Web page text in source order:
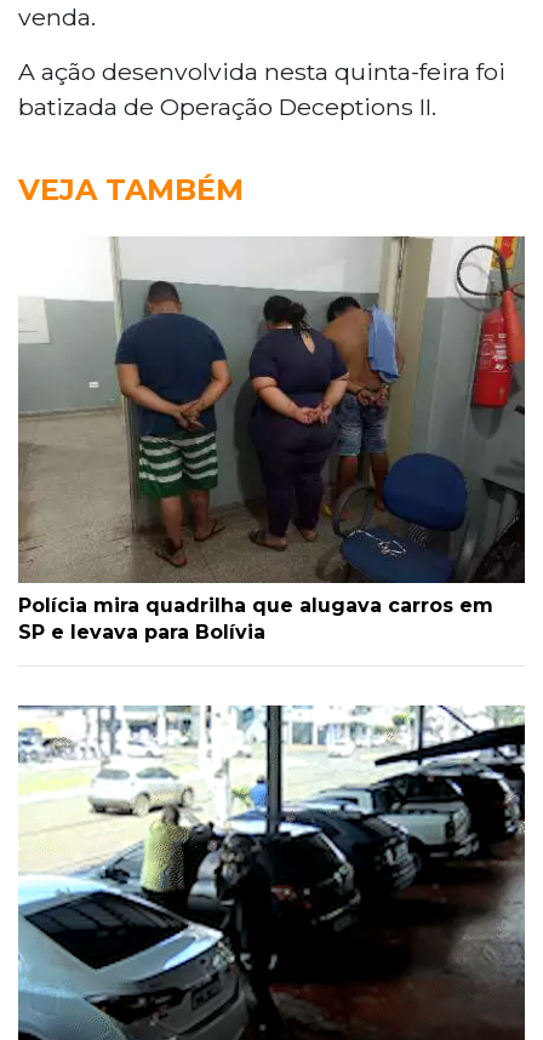
venda.
A ação desenvolvida nesta quinta-feira foi
batizada de Operação Deceptions II.
VEJA TAMBÉM
Polícia mira quadrilha que alugava carros em
SP e levava para Bolívia